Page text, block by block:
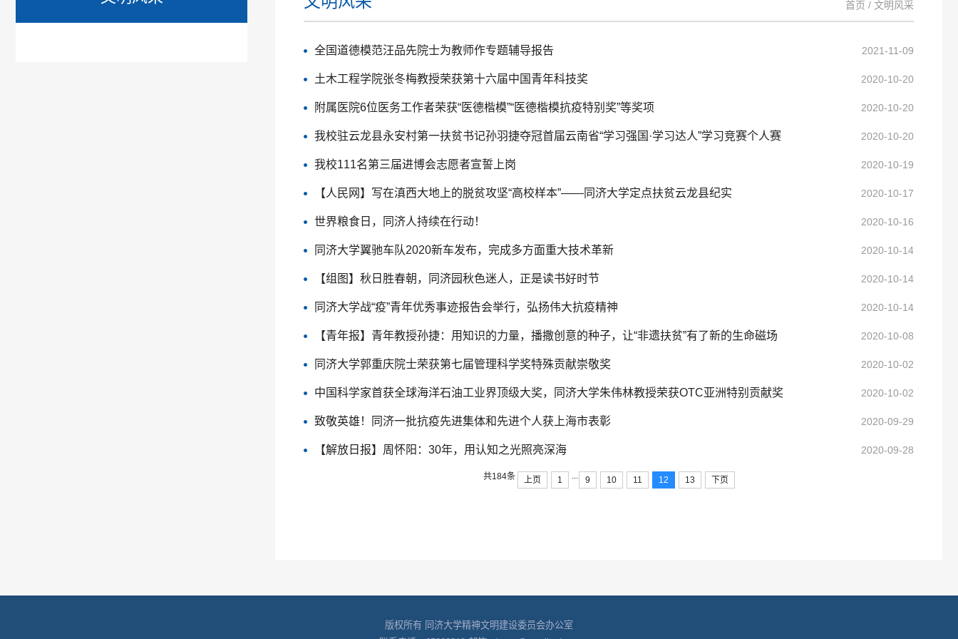
首页 / 文明风采
全国道德模范汪品先院士为教师作专题辅导报告 2021-11-09
土木工程学院张冬梅教授荣获第十六届中国青年科技奖 2020-10-20
附属医院6位医务工作者荣获“医德楷模”“医德楷模抗疫特别奖”等奖项 2020-10-20
我校驻云龙县永安村第一扶贫书记孙羽捷夺冠首届云南省“学习强国·学习达人”学习竞赛个人赛 2020-10-20
我校111名第三届进博会志愿者宣誓上岗 2020-10-19
【人民网】写在滇西大地上的脱贫攻坚“高校样本”——同济大学定点扶贫云龙县纪实 2020-10-17
世界粮食日，同济人持续在行动！ 2020-10-16
同济大学翼驰车队2020新车发布，完成多方面重大技术革新 2020-10-14
【组图】秋日胜春朝，同济园秋色迷人，正是读书好时节 2020-10-14
同济大学战“疫”青年优秀事迹报告会举行，弘扬伟大抗疫精神 2020-10-14
【青年报】青年教授孙捷：用知识的力量，播撒创意的种子，让“非遗扶贫”有了新的生命磁场 2020-10-08
同济大学郭重庆院士荣获第七届管理科学奖特殊贡献崇敬奖 2020-10-02
中国科学家首获全球海洋石油工业界顶级大奖，同济大学朱伟林教授荣获OTC亚洲特别贡献奖 2020-10-02
致敬英雄！同济一批抗疫先进集体和先进个人获上海市表彰 2020-09-29
【解放日报】周怀阳：30年，用认知之光照亮深海 2020-09-28
共184条 上页 1 9 10 11 12 13 下页
版权所有 同济大学精神文明建设委员会办公室